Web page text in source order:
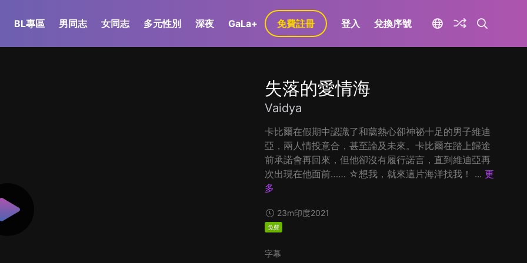
BL專區 男同志 女同志 多元性別 深夜 GaLa+ 免費註冊 登入 兌換序號
失落的愛情海
Vaidya
卡比爾在假期中認識了和藹熱心卻神祕十足的男子維迪
亞，兩人情投意合，甚至論及未來。卡比爾在踏上歸途
前承諾會再回來，但他卻沒有履行諾言，直到維迪亞再
次出現在他面前…… ☆想我，就來這片海洋找我！ ... 更
多
23m印度2021
免費
字幕